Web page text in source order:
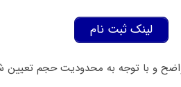
لینک ثبت نام